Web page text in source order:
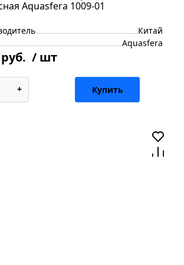
Aquasfera 1009-01
Китай
Aquasfera
/ шт
+ Купить